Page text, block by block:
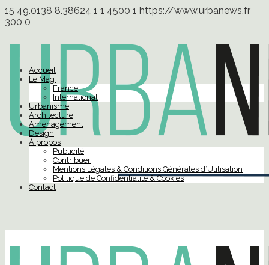
15 49.0138 8.38624 1 1 4500 1 https://www.urbanews.fr
300 0
Accueil
Le Mag’
France
International
Urbanisme
Architecture
Aménagement
Design
À propos
Publicité
Contribuer
Mentions Légales & Conditions Générales d’Utilisation
Politique de Confidentialité & Cookies
Contact